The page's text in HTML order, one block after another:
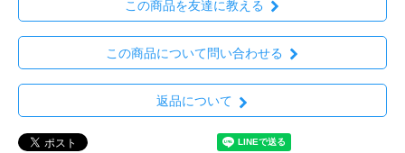
この商品を友達に教える
この商品について問い合わせる
返品について